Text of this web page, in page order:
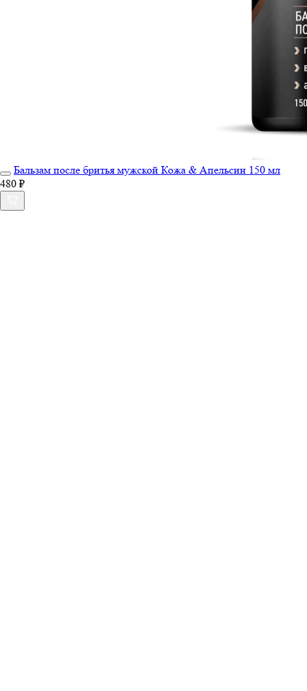
Бальзам после бритья мужской Кожа & Апельсин 150 мл
480 ₽